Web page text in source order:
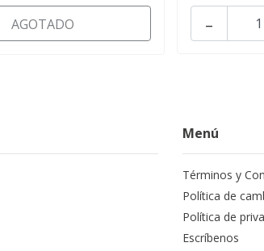
AGOTADO
-
Menú
Términos y
Política de
Política de
Escríbenos